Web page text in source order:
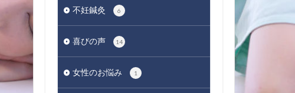
不妊鍼灸 6
喜びの声 14
女性のお悩み 1